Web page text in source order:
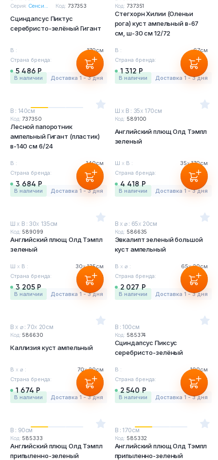
Серия: Сенси... Код: 737353
Сциндапсус Пиктус
серебристо-зелёный Гигант
В :
170см
Страна бренда:
Бельгия
5 486 Р
в наличии Доставка 1 - 3 дня
Код: 737351
Стегхорн Хилии (Оленьи
рога) куст ампельный в-67
см, ш-30 см 12/72
В :
67см
Страна бренда:
Бельгия
1 312 Р
в наличии Доставка 1 - 3 дня
В : 140см
Код: 737350
Лесной папоротник
ампельный Гигант (пластик)
в-140 см 6/24
В :
140см
Страна бренда:
Бельгия
3 684 Р
в наличии Доставка 1 - 3 дня
Ш х В : 35х 170см
Код: 589100
Английский плющ Олд Тэмпл
зеленый
Ш х В : 35х170см
Страна бренда:
Бельгия
4 418 Р
в наличии Доставка 1 - 3 дня
Ш х В : 30х 135см
Код: 589099
Английский плющ Олд Тэмпл
зеленый
Ш х В : 30х135см
Страна бренда:
Бельгия
3 205 Р
в наличии Доставка 1 - 3 дня
В х ⌀ : 65х 20см
Код: 586635
Эвкалипт зеленый большой
куст ампельный
В х ⌀ : 65х20см
Страна бренда:
Бельгия
2 027 Р
в наличии Доставка 1 - 3 дня
В х ⌀ : 70х 20см
Код: 586630
Каллизия куст ампельный
В х ⌀ : 70х20см
Страна бренда:
Бельгия
1 674 Р
в наличии Доставка 1 - 3 дня
В : 100см
Код: 585374
Сциндапсус Пиксус
серебристо-зелёный
В :
100см
Страна бренда:
Бельгия
2 540 Р
в наличии Доставка 1 - 3 дня
В : 90см
Код: 585333
Английский плющ Олд Тэмпл
припыленно-зеленый
В : 170см
Код: 585332
Английский плющ Олд Тэмпл
припыленно-зеленый